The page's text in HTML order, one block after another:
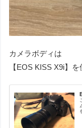
カメラボディは
【EOS KISS X9i】